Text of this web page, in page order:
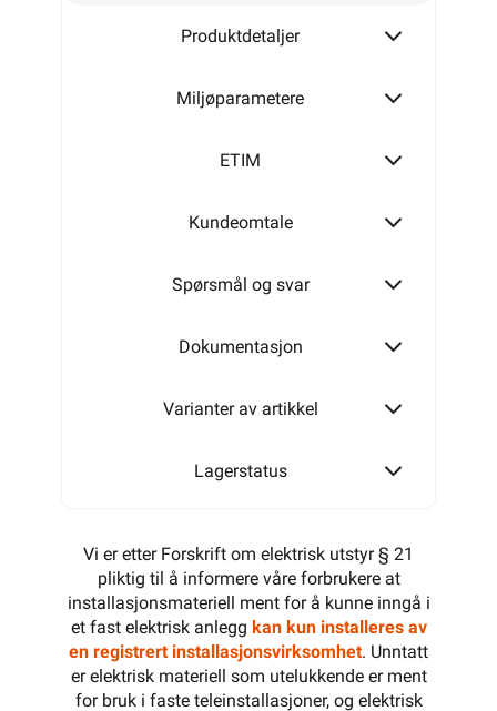
Alarmkabel skjermet 6 leder
Alarmkabel skjermet 12 leder
Produktdetaljer
Miljøparametere
ETIM
Kundeomtale
Spørsmål og svar
Dokumentasjon
Varianter av artikkel
Lagerstatus
Vi er etter Forskrift om elektrisk utstyr § 21
pliktig til å informere våre forbrukere at
installasjonsmateriell ment for å kunne inngå i
et fast elektrisk anlegg kan kun installeres av
en registrert installasjonsvirksomhet. Unntatt
er elektrisk materiell som utelukkende er ment
for bruk i faste teleinstallasjoner, og elektrisk